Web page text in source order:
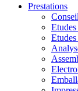
Prestations
Conseil